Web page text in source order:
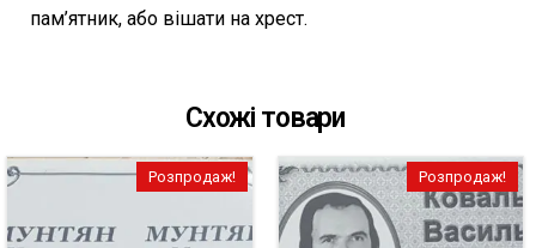
пам’ятник, або вішати на хрест.
Схожі товари
Розпродаж! Розпродаж!